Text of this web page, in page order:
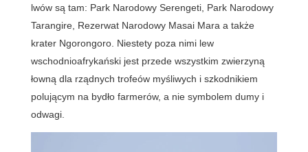
lwów są tam: Park Narodowy Serengeti, Park Narodowy
Tarangire, Rezerwat Narodowy Masai Mara a także
krater Ngorongoro. Niestety poza nimi lew
wschodnioafrykański jest przede wszystkim zwierzyną
łowną dla rządnych trofeów myśliwych i szkodnikiem
polującym na bydło farmerów, a nie symbolem dumy i
odwagi.